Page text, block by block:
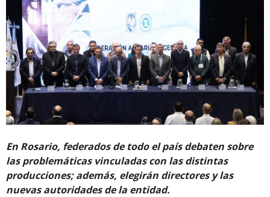
En Rosario, federados de todo el país debaten sobre
las problemáticas vinculadas con las distintas
producciones; además, elegirán directores y las
nuevas autoridades de la entidad.